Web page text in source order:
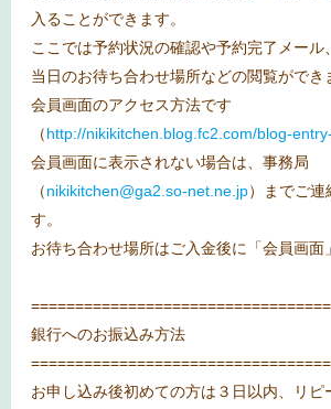
入ることができます。
ここでは予約状況の確認や予約完了メール
当日のお待ち合わせ場所などの閲覧ができ
会員画面のアクセス方法です
（http://nikikitchen.blog.fc2.com/blog-
会員画面に表示されない場合は、事務局
（nikikitchen@ga2.so-net.ne.jp）までご連
す。
お待ち合わせ場所はご入金後に「会員画面
銀行へのお振込み方法
お申し込み後初めての方は３日以内、リピ